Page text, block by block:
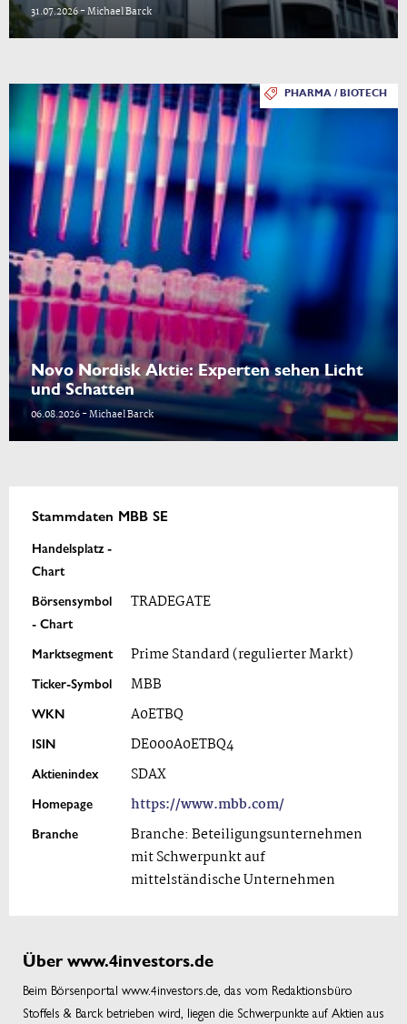
31.07.2026 - Michael Barck
PHARMA / BIOTECH
Novo Nordisk Aktie: Experten sehen Licht
und Schatten
06.08.2026 - Michael Barck
Stammdaten MBB SE
Handelsplatz -
Chart
Börsensymbol
- Chart
TRADEGATE
Marktsegment Prime Standard (regulierter Markt)
Ticker-Symbol MBB
WKN A0ETBQ
ISIN DE000A0ETBQ4
Aktienindex SDAX
Homepage https://www.mbb.com/
Branche
Branche: Beteiligungsunternehmen
mit Schwerpunkt auf
mittelständische Unternehmen
Über www.4investors.de
Beim Börsenportal www.4investors.de, das vom Redaktionsbüro
Stoffels & Barck betrieben wird, liegen die Schwerpunkte auf Aktien aus